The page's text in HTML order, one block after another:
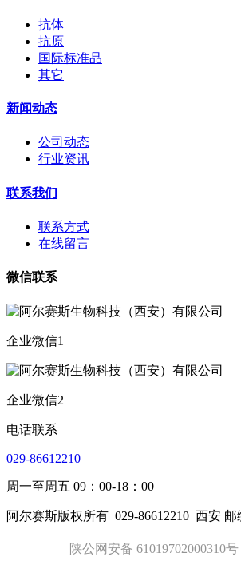
抗体
抗原
国际标准品
其它
新闻动态
公司动态
行业资讯
联系我们
联系方式
在线留言
微信联系
企业微信1
企业微信2
电话联系
029-86612210
周一至周五 09：00-18：00
阿尔赛斯版权所有 029-86612210 西安 邮
陕公网安备 61019702000310号